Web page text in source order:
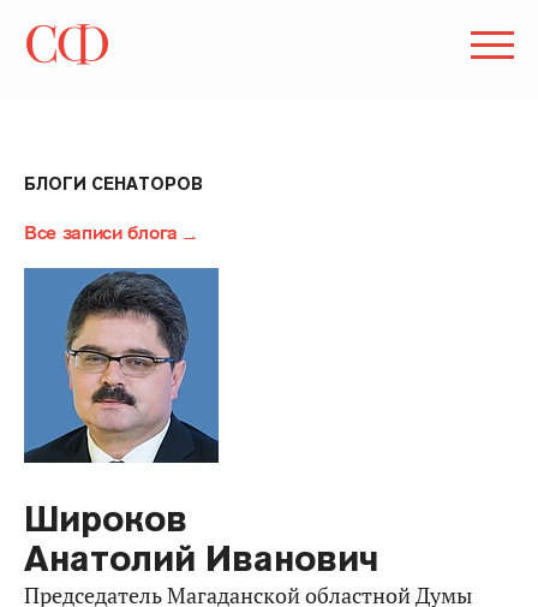
БЛОГИ СЕНАТОРОВ
Все записи блога
Широков
Анатолий Иванович
Председатель Магаданской областной Думы